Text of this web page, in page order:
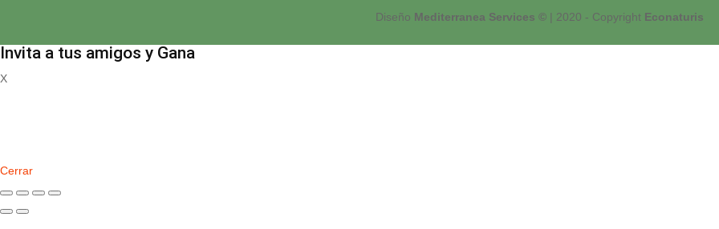
Diseño Mediterranea Services ©| 2020 - Copyright Econaturis
Invita a tus amigos y Gana
X
Cerrar